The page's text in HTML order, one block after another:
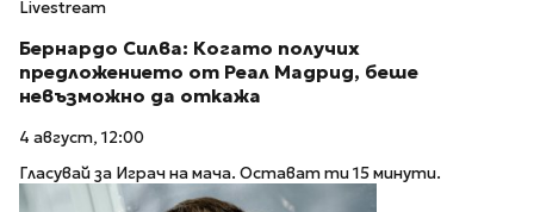
Livestream
Бернардо Силва: Когато получих
предложението от Реал Мадрид, беше
невъзможно да откажа
4 август, 12:00
Гласувай за Играч на мача. Остават ти 15 минути.